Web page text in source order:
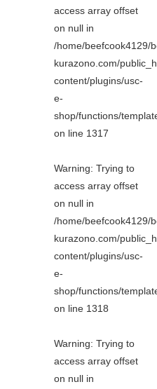
access array offset
on null in
/home/beefcook4129/
kurazono.com/
content/plugins/usc-
e-
shop/functions/
on line 1317
Warning: Trying to
access array offset
on null in
/home/beefcook4129/
kurazono.com/
content/plugins/usc-
e-
shop/functions/
on line 1318
Warning: Trying to
access array offset
on null in